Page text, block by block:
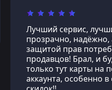
Лучший сервис,
прозрачно, надёжно,
защитой прав
продавцов! Брал, и
только тут карты на
аккаунта, особенно в